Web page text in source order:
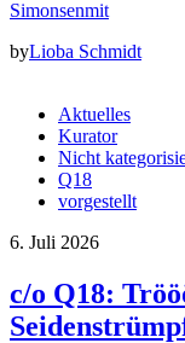
Simonsenmit
byLioba Schmidt
Aktuelles
Kurator
Nicht
Q18
vorgestellt
6. Juli 2026
c/o Q18: